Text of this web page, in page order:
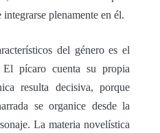
plenamente en él.
del género es el
pícaro cuenta su propia
resulta decisiva, porque
se organice desde la
La materia novelística